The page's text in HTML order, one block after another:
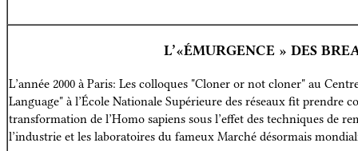
L’«ÉMURGENCE » DES
L’année 2000 à Paris: Les colloques "Cloner or not cloner" au
Language" à l’École Nationale Supérieure des réseaux fit prendre
transformation de l’Homo sapiens sous l’effet des techniques de
l’industrie et les laboratoires du fameux Marché désormais